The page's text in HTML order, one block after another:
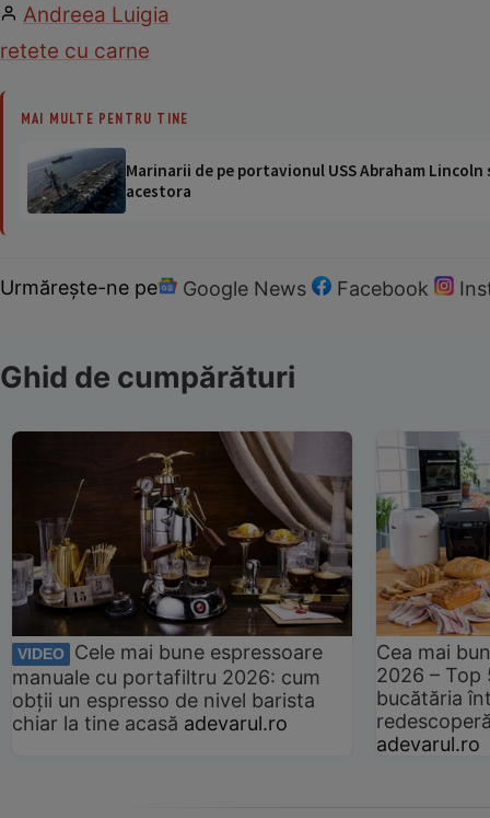
Andreea Luigia
retete cu carne
MAI MULTE PENTRU TINE
Marinarii de pe portavionul USS Abraham
acestora
Urmărește-ne pe Google News Facebook
Ghid de cumpărături
VIDEO
Cele mai bune espressoare
manuale cu portafiltru 2026: cum
obții un espresso de nivel barista
chiar la tine acasă adevarul.ro
Cea mai
2026 –
bucătăria
adevarul.ro